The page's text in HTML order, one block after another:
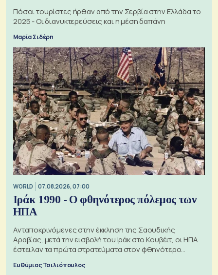
Πόσοι τουρίστες ήρθαν από την Σερβία στην Ελλάδα το
2025 - Οι διανυκτερεύσεις και η μέση δαπάνη
Μαρία Σιδέρη
WORLD 07.08.2026, 07:00
Ιράκ 1990 - Ο φθηνότερος πόλεμος των
ΗΠΑ
Ανταποκρινόμενες στην έκκληση της Σαουδικής
Αραβίας, μετά την εισβολή του Ιράκ στο Κουβέιτ, οι ΗΠΑ
έστειλαν τα πρώτα στρατεύματα στον φθηνότερο
Ευθύμιος Τσιλιόπουλος